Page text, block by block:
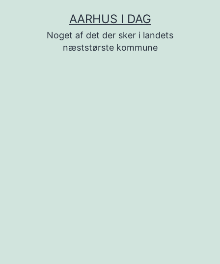
AARHUS I DAG
Noget af det der sker i landets
næststørste kommune